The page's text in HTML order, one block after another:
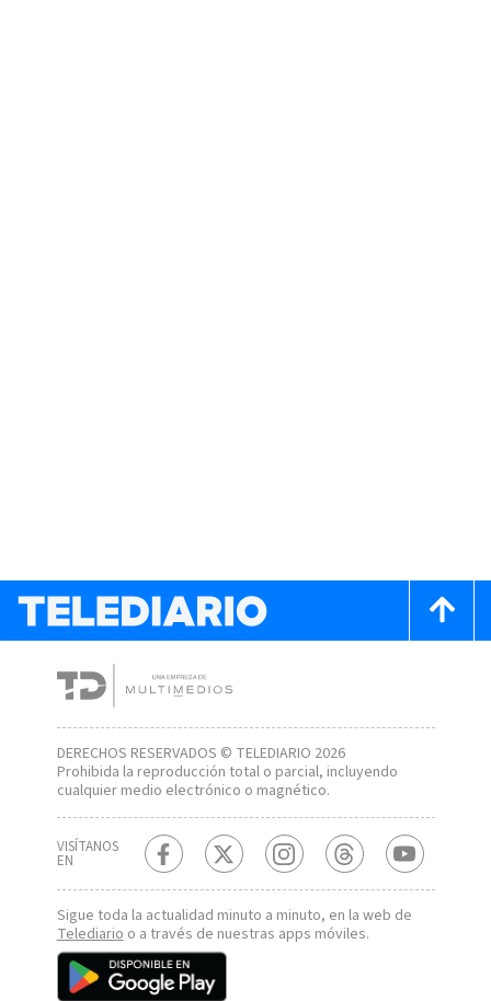
DERECHOS RESERVADOS © TELEDIARIO 2026
Prohibida la reproducción total o parcial, incluyendo
cualquier medio electrónico o magnético.
VISÍTANOS
EN
Sigue toda la actualidad minuto a minuto, en la web de
Telediarioo a través de nuestras apps móviles.